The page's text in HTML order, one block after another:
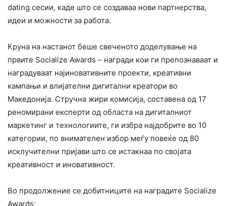
dating сесии, каде што се создаваа нови партнерства,
идеи и можности за работа.
Круна на настанот беше свеченото доделување на
првите Socialize Awards – награди кои ги препознаваат и
наградуваат најиновативните проекти, креативни
кампањи и влијателни дигитални креатори во
Македонија. Стручна жири комисија, составена од 17
реномирани експерти од областа на дигиталниот
маркетинг и технологиите, ги избра најдобрите во 10
категории, по внимателен избор меѓу повеќе од 80
исклучителни пријави што се истакнаа по својата
креативност и иновативност.
Во продолжение се добитниците на наградите Socialize
Awards: